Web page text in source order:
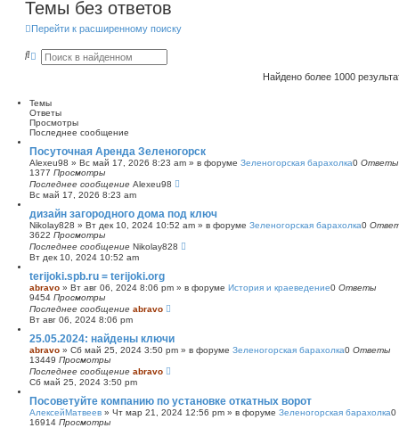
Темы без ответов
Перейти к расширенному поиску
П Р
р
е
н
н
ы
й
п
о
и
к
Найдено более 1000
Темы
Ответы
Просмотры
Последнее сообщение
Посуточная Аренда Зеленогорск
Alexeu98 » Вс май 17, 2026 8:23 am » в форуме Зеленогорская барахолка0 Ответы
1377 Просмотры
Последнее сообщение Alexeu98
Вс май 17, 2026 8:23 am
дизайн загородного дома под ключ
Nikolay828 » Вт дек 10, 2024 10:52 am » в форуме Зеленогорская барахолка0
3622 Просмотры
Последнее сообщение Nikolay828
Вт дек 10, 2024 10:52 am
terijoki.spb.ru = terijoki.org
abravo » Вт авг 06, 2024 8:06 pm » в форуме История и краеведение0 Ответы
9454 Просмотры
Последнее сообщение abravo
Вт авг 06, 2024 8:06 pm
25.05.2024: найдены ключи
abravo » Сб май 25, 2024 3:50 pm » в форуме Зеленогорская барахолка0 Ответы
13449 Просмотры
Последнее сообщение abravo
Сб май 25, 2024 3:50 pm
Посоветуйте компанию по установке откатных ворот
АлексейМатвеев » Чт мар 21, 2024 12:56 pm » в форуме Зеленогорская барахолка0
16914 Просмотры